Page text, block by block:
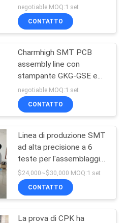
l'assemblaggio di PCB
nell'industria elettronica
negotiable MOQ:1 set
CONTATTO
Charmhigh SMT PCB
assembly line con
stampante GKG-GSE e
reflow a 8 zone
negotiable MOQ:1 set
CONTATTO
Linea di produzione SMT
ad alta precisione a 6
teste per l'assemblaggio
efficiente dei PCB
$24,000~$30,000 MOQ:1 set
CONTATTO
La prova di CPK ha